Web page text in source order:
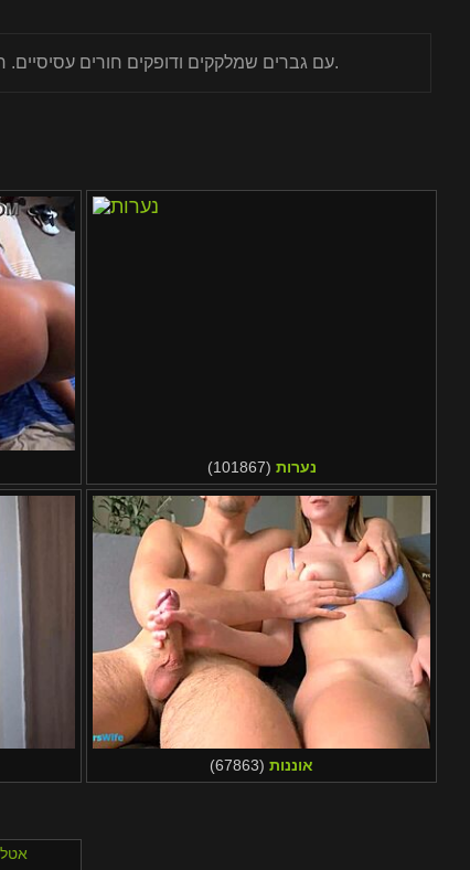
תראו סרטונים ב-NuBayCom עם גברים שמלקקים ודופקים חורים עסיסיים. חיפוש תוכן מהיר וארכיון פורנו ענק מביאים תקריבים. תראו זינים מחליקים פנימה וידיים משפשפות חזק.
נערות (101867)
אוננות (67863)